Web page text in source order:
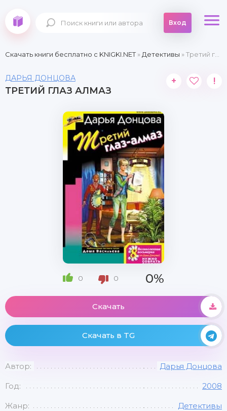
Вход
Скачать книги бесплатно c KNIGKI.NET» Детективы » Третий глаз алмаз
ДАРЬЯ ДОНЦОВА
ТРЕТИЙ ГЛАЗ АЛМАЗ
+ !
0 0 0%
Скачать
Скачать в TG
Автор: Дарья Донцова
Год: 2008
Жанр: Детективы